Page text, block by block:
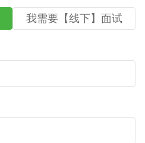
我需要【线下】面试